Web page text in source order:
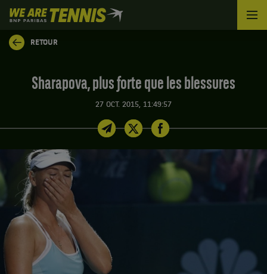
We
are
Tennis
by
Accueil
RETOUR
Sharapova, plus forte que les blessures
27 OCT. 2015, 11:49:57